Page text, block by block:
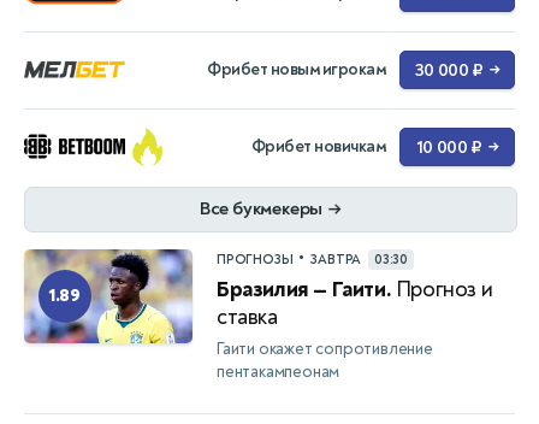
Фрибет новым игрокам 30 000 ₽ →
Фрибет новичкам 10 000 ₽ →
Все букмекеры →
1.89
ПРОГНОЗЫ • ЗАВТРА 03:30
Бразилия — Гаити. Прогноз и
ставка
Гаити окажет сопротивление
пентакампеонам